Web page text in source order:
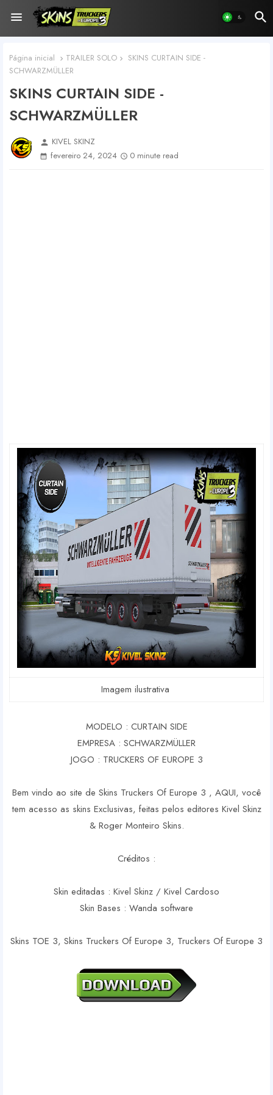
Página inicial TRAILER SOLO
SKINS CURTAIN SIDE -
SCHWARZMÜLLER
SKINS CURTAIN SIDE -
SCHWARZMÜLLER
person KIVEL SKINZ
fevereiro 24, 2024
0 minute read
Imagem ilustrativa
MODELO : CURTAIN SIDE
EMPRESA : SCHWARZMÜLLER
JOGO : TRUCKERS OF EUROPE 3
Bem vindo ao site de Skins Truckers Of Europe 3 , AQUI, você
tem acesso as skins Exclusivas, feitas pelos editores Kivel Skinz
& Roger Monteiro Skins.
Créditos :
Skin editadas : Kivel Skinz / Kivel Cardoso
Skin Bases : Wanda software
Skins TOE 3, Skins Truckers Of Europe 3, Truckers Of Europe 3